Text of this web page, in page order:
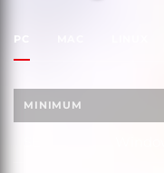
PC
MINIMUM